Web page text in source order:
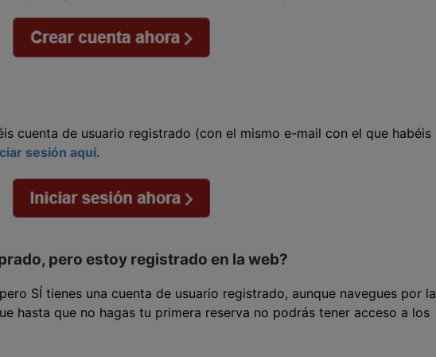
cuenta de usuario registrado (con el mismo e-mail con el que habéis
sesión aquí.
pero estoy registrado en la web?
SÍ tienes una cuenta de usuario registrado, aunque navegues por la
hasta que no hagas tu primera reserva no podrás tener acceso a los